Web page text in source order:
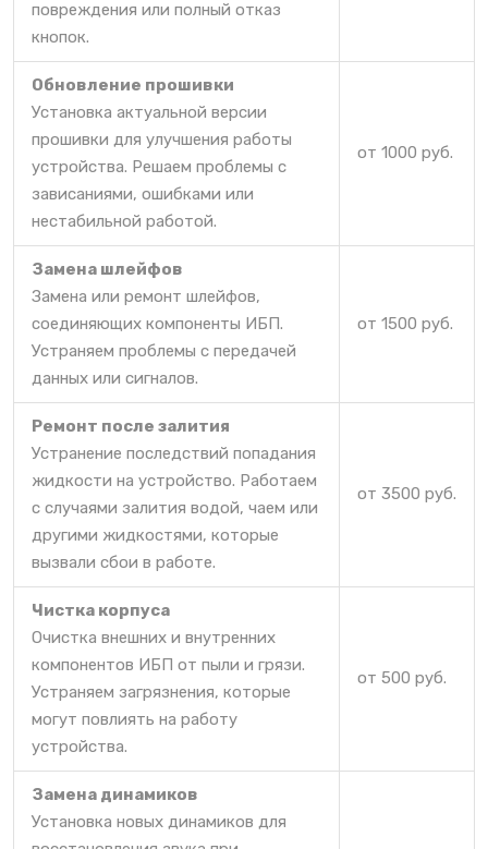
повреждения или полный отказ
кнопок.
Обновление прошивки
Установка актуальной версии
прошивки для улучшения работы
устройства. Решаем проблемы с
зависаниями, ошибками или
нестабильной работой.
от 1000 руб.
Замена шлейфов
Замена или ремонт шлейфов,
соединяющих компоненты ИБП.
Устраняем проблемы с передачей
данных или сигналов.
от 1500 руб.
Ремонт после залития
Устранение последствий попадания
жидкости на устройство. Работаем
с случаями залития водой, чаем или
другими жидкостями, которые
вызвали сбои в работе.
от 3500 руб.
Чистка корпуса
Очистка внешних и внутренних
компонентов ИБП от пыли и грязи.
Устраняем загрязнения, которые
могут повлиять на работу
устройства.
от 500 руб.
Замена динамиков
Установка новых динамиков для